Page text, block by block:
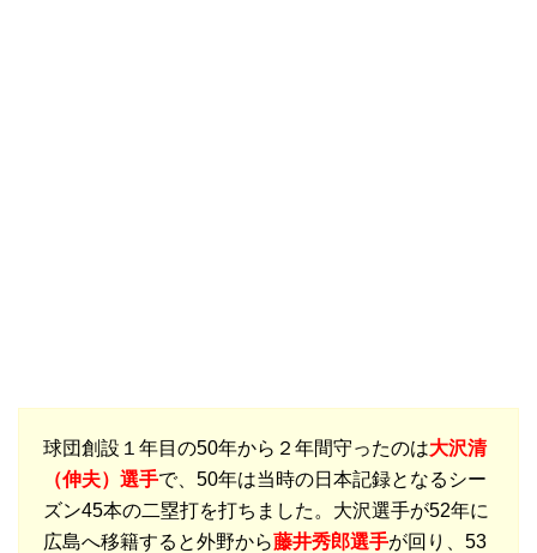
球団創設１年目の50年から２年間守ったのは大沢清
（伸夫）選手で、50年は当時の日本記録となるシー
ズン45本の二塁打を打ちました。大沢選手が52年に
広島へ移籍すると外野から藤井秀郎選手が回り、53